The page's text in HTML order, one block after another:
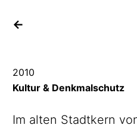
2010
Kultur & Denkmalschutz
Im alten Stadtkern